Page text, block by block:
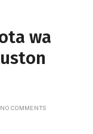
wa
NO COMMENTS